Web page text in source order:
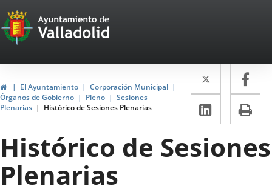
Portal
Web
del
Ayuntamiento
de
Valladolid
InicioEl Ayuntamiento
Corporación Municipal
Órganos de Gobierno
Pleno
Sesiones
Plenarias
Histórico de Sesiones Plenarias
Twitter
Enlace
a
una
externa.
a
LinkedIn
Enlace
a
una
Histórico de Sesiones
Plenarias